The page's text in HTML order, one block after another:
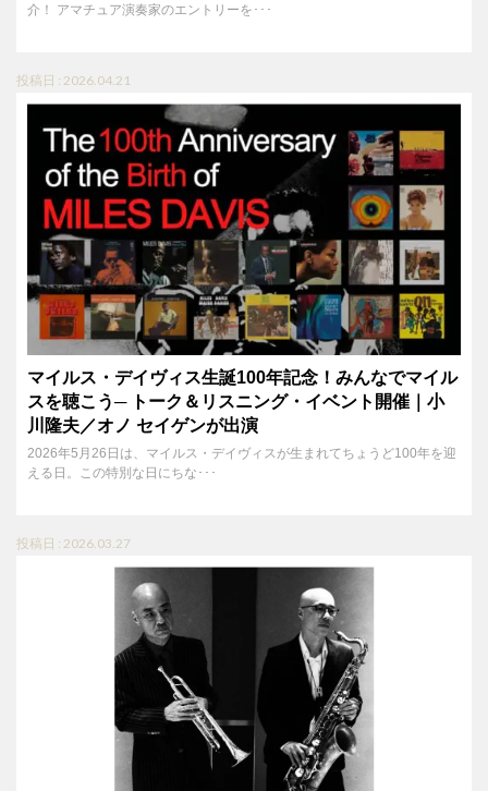
介！ アマチュア演奏家のエントリーを･･･
投稿日 : 2026.04.21
マイルス・デイヴィス生誕100年記念！みんなでマイル
スを聴こう─ トーク＆リスニング・イベント開催｜小
川隆夫／オノ セイゲンが出演
2026年5月26日は、マイルス・デイヴィスが生まれてちょうど100年を迎
える日。この特別な日にちな･･･
投稿日 : 2026.03.27